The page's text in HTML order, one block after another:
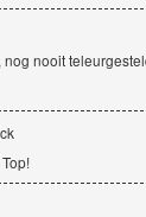
nooit